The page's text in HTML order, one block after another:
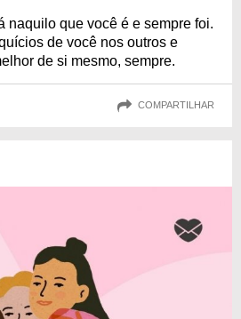
naquilo que você é e sempre foi.
de você nos outros e
de si mesmo, sempre.
COMPARTILHAR